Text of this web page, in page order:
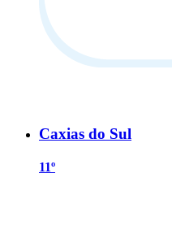
Caxias do Sul
11º